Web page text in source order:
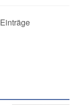
Seite